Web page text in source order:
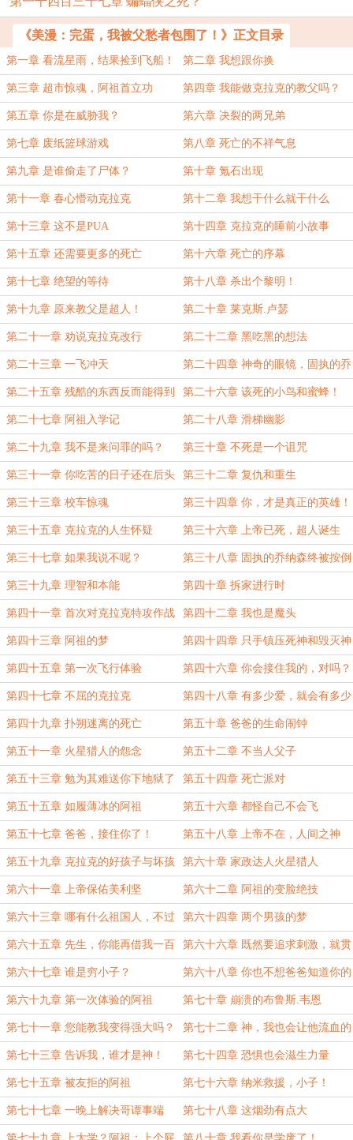
《美漫：完蛋，我被父愁者包围了！》正文目录
第一章 看流星雨，结果捡到飞船！ 第二章 我想跟你换
第三章 超市惊魂，阿祖首立功 第四章 我能做克拉克的教父吗？
第五章 你是在威胁我？ 第六章 决裂的两兄弟
第七章 废纸篮球游戏 第八章 死亡的不祥气息
第九章 是谁偷走了尸体？ 第十章 氪石出现
第十一章 春心懵动克拉克 第十二章 我想干什么就干什么
第十三章 这不是PUA 第十四章 克拉克的睡前小故事
第十五章 还需要更多的死亡 第十六章 死亡的序幕
第十七章 绝望的等待 第十八章 杀出个黎明！
第十九章 原来教父是超人！ 第二十章 莱克斯.卢瑟
第二十一章 劝说克拉克改行 第二十二章 黑吃黑的想法
第二十三章 一飞冲天 第二十四章 神奇的眼镜，固执的乔
纳森
第二十五章 残酷的东西反而能得到
奖赏
第二十六章 该死的小鸟和蜜蜂！
第二十七章 阿祖入学记 第二十八章 滑梯幽影
第二十九章 我不是来问罪的吗？ 第三十章 不死是一个诅咒
第三十一章 你吃苦的日子还在后头 第三十二章 复仇和重生
第三十三章 校车惊魂 第三十四章 你，才是真正的英雄！
第三十五章 克拉克的人生怀疑 第三十六章 上帝已死，超人诞生
第三十七章 如果我说不呢？ 第三十八章 固执的乔纳森终被按倒
第三十九章 理智和本能 第四十章 拆家进行时
第四十一章 首次对克拉克特攻作战 第四十二章 我也是魔头
第四十三章 阿祖的梦 第四十四章 只手镇压死神和毁灭神
第四十五章 第一次飞行体验 第四十六章 你会接住我的，对吗？
第四十七章 不屈的克拉克 第四十八章 有多少爱，就会有多少
憎恨
第四十九章 扑朔迷离的死亡 第五十章 爸爸的生命闹钟
第五十一章 火星猎人的怨念 第五十二章 不当人父子
第五十三章 勉为其难送你下地狱了 第五十四章 死亡派对
第五十五章 如履薄冰的阿祖 第五十六章 都怪自己不会飞
第五十七章 爸爸，接住你了！ 第五十八章 上帝不在，人间之神
第五十九章 克拉克的好孩子与坏孩
子
第六十章 家政达人火星猎人
第六十一章 上帝保佑美利坚 第六十二章 阿祖的变脸绝技
第六十三章 哪有什么祖国人，不过
是堪萨斯农民的一个梦
第六十四章 两个男孩的梦
第六十五章 先生，你能再借我一百
美元吗？
第六十六章 既然要追求刺激，就贯
彻到底
第六十七章 谁是穷小子？ 第六十八章 你也不想爸爸知道你的
骗子身份吧？
第六十九章 第一次体验的阿祖 第七十章 崩溃的布鲁斯.韦恩
第七十一章 您能教我变得强大吗？ 第七十二章 神，我也会让他流血的
第七十三章 告诉我，谁才是神！ 第七十四章 恐惧也会滋生力量
第七十五章 被友拒的阿祖 第七十六章 纳米救援，小子！
第七十七章 一晚上解决哥谭事端 第七十八章 这烟劲有点大